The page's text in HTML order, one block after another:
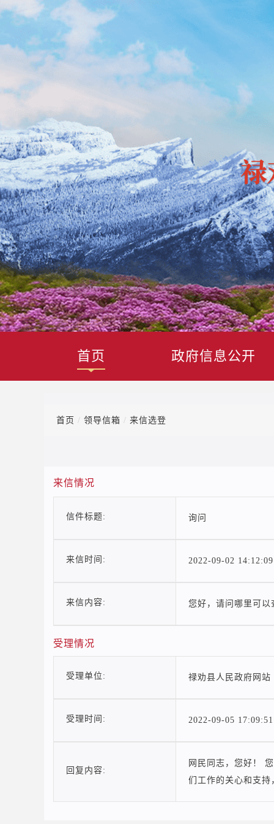
首页 政府信息公开
首页 / 领导信箱 / 来信选登
来信情况
信件标题: 询问
来信时间: 2022-09-02 14:12:09
来信内容: 您好，请问哪里可以
受理情况
受理单位: 禄劝县人民政府网站
受理时间: 2022-09-05 17:09:51
回复内容:
网民同志，您好！
们工作的关心和支持